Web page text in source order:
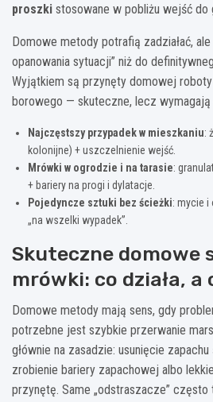
proszki stosowane w pobliżu wejść do
Domowe metody potrafią zadziałać,
opanowania sytuacji” niż do
Wyjątkiem są przynęty domowej
borowego — skuteczne, lecz wymagają
Najczęstszy przypadek w mieszkaniu:
kolonijne) + uszczelnienie wejść.
Mrówki w ogrodzie i na tarasie:
+ bariery na progi i dylatacje.
Pojedyncze sztuki bez ścieżki: mycie
„na wszelki wypadek”.
Skuteczne domowe
mrówki: co działa,
Domowe metody mają sens, gdy
potrzebne jest szybkie przerwanie
głównie na zasadzie: usunięcie
zrobienie bariery zapachowej albo
przynętę. Same „odstraszacze”